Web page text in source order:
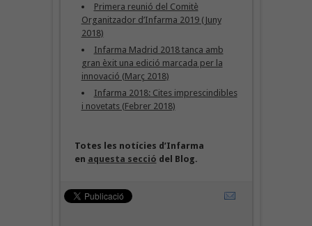
Primera reunió del Comitè
Organitzador d’Infarma 2019 (Juny
2018)
Infarma Madrid 2018 tanca amb
gran èxit una edició marcada per la
innovació (Març 2018)
Infarma 2018: Cites imprescindibles
i novetats (Febrer 2018)
Totes les notícies d’Infarma
en aquesta secció del Blog.